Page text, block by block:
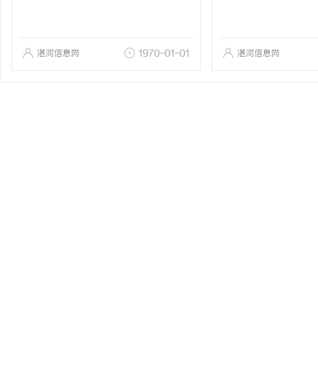
湛河信息网 1970-01-01 湛河信息网